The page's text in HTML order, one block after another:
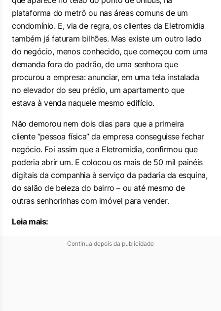
plataforma do metrô ou nas áreas comuns de um
condomínio. E, via de regra, os clientes da Eletromidia
também já faturam bilhões. Mas existe um outro lado
do negócio, menos conhecido, que começou com uma
demanda fora do padrão, de uma senhora que
procurou a empresa: anunciar, em uma tela instalada
no elevador do seu prédio, um apartamento que
estava à venda naquele mesmo edifício.
Não demorou nem dois dias para que a primeira
cliente “pessoa física” da empresa conseguisse fechar
negócio. Foi assim que a Eletromidia, confirmou que
poderia abrir um. E colocou os mais de 50 mil painéis
digitais da companhia à serviço da padaria da esquina,
do salão de beleza do bairro – ou até mesmo de
outras senhorinhas com imóvel para vender.
Leia mais:
Continua depois da publicidade